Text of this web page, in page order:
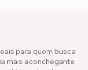
para quem busca
mais aconchegante